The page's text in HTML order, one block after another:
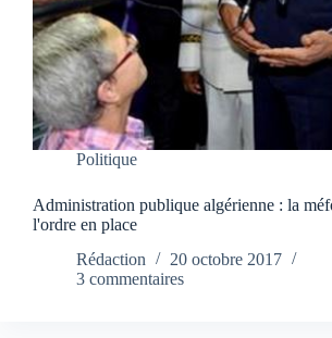
Politique
Administration publique algérienne : la
l'ordre en place
Rédaction
20 octobre 2017
3 commentaires